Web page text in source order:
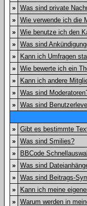
» Was sind private
» Wie verwende ich die
» Wie benutze ich den
» Was sind
»
Kann ich Umfragen
» Wie bewerte ich ein
»
Kann ich andere
» Was sind
» Was sind
» Gibt es bestimmte
» Was sind Smilies?
»
BBCode
» Was sind
» Was sind Beitrags-
»
Kann ich meine
» Warum werden in